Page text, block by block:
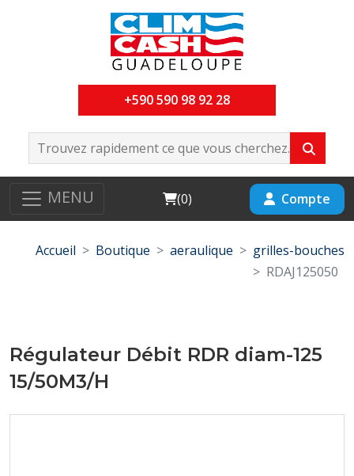
+590 590 98 92 28
MENU Cart
(0) Compte
Accueil Boutique aeraulique
grilles-bouches
RDAJ125050
Régulateur Débit RDR diam-125
15/50M3/H